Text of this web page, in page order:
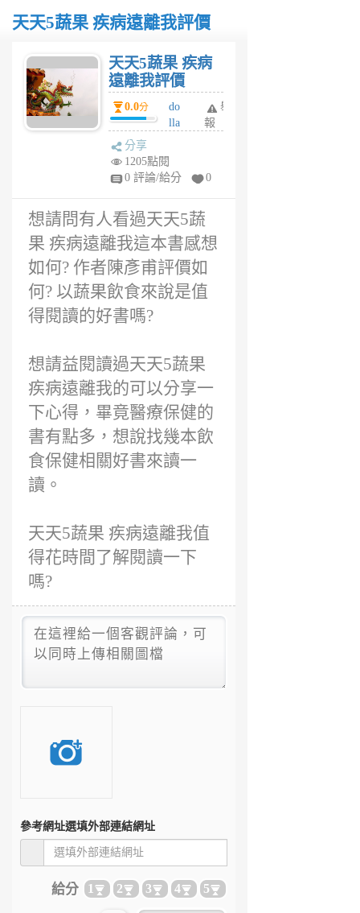
天天5蔬果 疾病遠離我評價
天天5蔬果 疾病
遠離我評價
0.0分
do
lla
年
舉
報
分享
1205點閱
0 評論/給分
0
想請問有人看過天天5蔬
果 疾病遠離我這本書感想
如何? 作者陳彥甫評價如
何? 以蔬果飲食來說是值
得閱讀的好書嗎?
想請益閱讀過天天5蔬果
疾病遠離我的可以分享一
下心得，畢竟醫療保健的
書有點多，想說找幾本飲
食保健相關好書來讀一
讀。
天天5蔬果 疾病遠離我值
得花時間了解閱讀一下
嗎?
參考網址選填外部連結網址
給分 1 2 3 4 5